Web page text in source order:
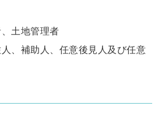
土地管理者
、補助人、任意後見人及び任意